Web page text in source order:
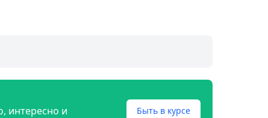
интересно и
Быть в курсе